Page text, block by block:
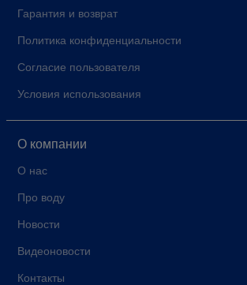
Гарантия и возврат
Политика конфиденциальности
Согласие пользователя
Условия использования
О компании
О нас
Про воду
Новости
Видеоновости
Контакты